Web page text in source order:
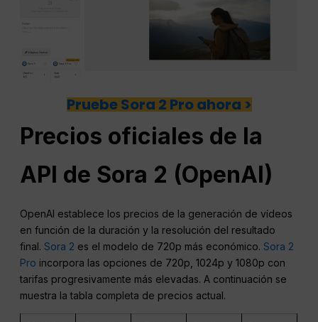
Pruebe Sora 2 Pro ahora >
Precios oficiales de la
API de Sora 2 (OpenAI)
OpenAI establece los precios de la generación de vídeos
en función de la duración y la resolución del resultado
final.Sora 2 es el modelo de 720p más económico.Sora 2
Pro incorpora las opciones de 720p, 1024p y 1080p con
tarifas progresivamente más elevadas. A continuación se
muestra la tabla completa de precios actual.